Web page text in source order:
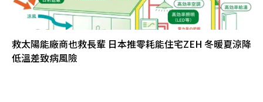
救太陽能廠商也救長輩 日本推零耗能住宅ZEH 冬暖夏涼降
低溫差致病風險